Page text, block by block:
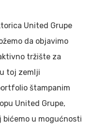
United Grupe
da objavimo
tržište za
toj zemlji
štampanim
United Grupe,
bićemo u mogućnosti